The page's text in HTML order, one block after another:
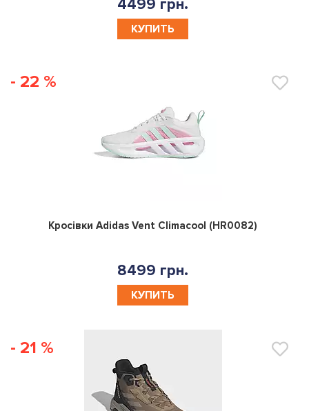
4499 грн.
КУПИТЬ
- 22 %
0
Кросівки Adidas Vent Climacool (HR0082)
8499 грн.
КУПИТЬ
- 21 %